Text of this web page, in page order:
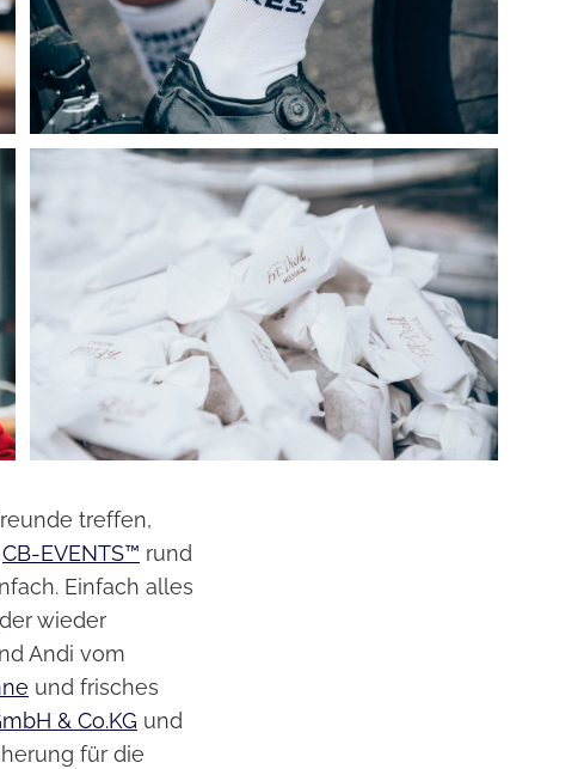
treffen,
CB-EVENTS™ rund
Einfach alles
der wieder
Andi vom
und frisches
& Co.KG und
für die